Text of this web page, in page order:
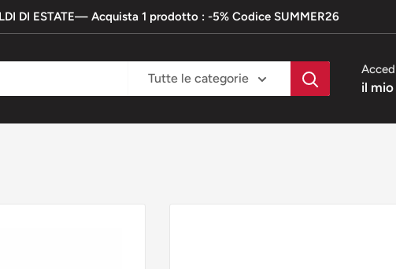
DI ESTATE— Acquista 1 prodotto : -5% Codice SUMMER26
Tutte le categorie
il